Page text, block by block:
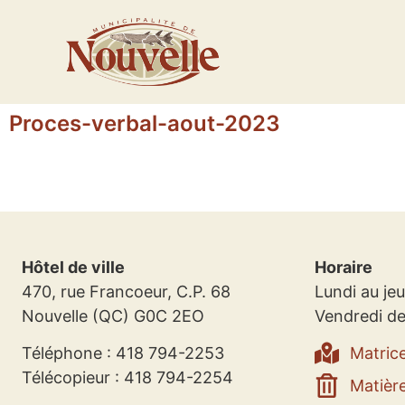
Proces-verbal-aout-2023
Hôtel de ville
470, rue Francoeur, C.P. 68
Nouvelle (QC) G0C 2EO
Téléphone : 418 794-2253
Télécopieur : 418 794-2254
Horaire
Lundi au
Vendredi